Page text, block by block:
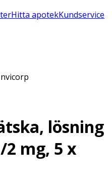
Hitta apotekKundservice
lösning
mg, 5 x